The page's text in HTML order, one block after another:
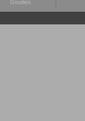
Goodies